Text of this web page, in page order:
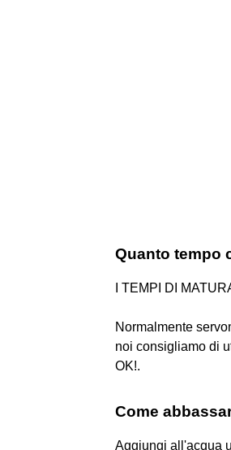
Quanto tempo
I TEMPI DI
Normalmente
noi consigliamo di
OK!.
Come
Aggiungi all'acqua